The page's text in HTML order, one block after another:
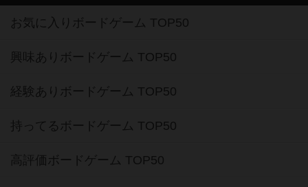
お気に入りボードゲーム TOP50
興味ありボードゲーム TOP50
経験ありボードゲーム TOP50
持ってるボードゲーム TOP50
高評価ボードゲーム TOP50